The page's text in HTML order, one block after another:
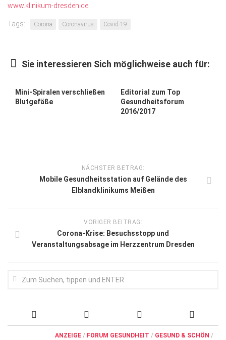
www.klinikum-dresden.de
Tags: Corona Coronavirus Covid-19
Sie interessieren Sich möglichweise auch für:
Mini-Spiralen verschließen
Blutgefäße
Editorial zum Top
Gesundheitsforum
2016/2017
NÄCHSTER BETRAG:
Mobile Gesundheitsstation auf Gelände des
Elblandklinikums Meißen
VORIGER BEITRAG:
Corona-Krise: Besuchsstopp und
Veranstaltungsabsage im Herzzentrum Dresden
ANZEIGE / FORUM GESUNDHEIT / GESUND & SCHÖN /